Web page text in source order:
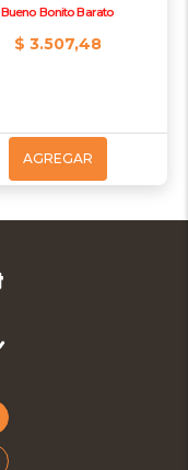
Bueno Bonito Barato
$ 3.507,48
AGREGAR